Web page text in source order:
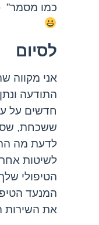
כמו מסמר”
לסיום
אני מקווה
התודעה
חדשים על
ששכחת,
לשיטות
הטיפולי
המנעד
את השירות